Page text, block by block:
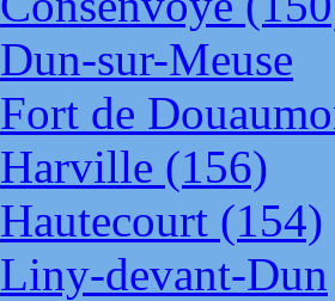
Dun-sur-Meuse
Fort de
Harville (156)
Hautecourt (154)
Liny-devant-Dun